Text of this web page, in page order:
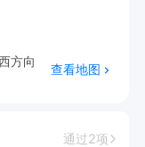
方向
查看地图
通过2项